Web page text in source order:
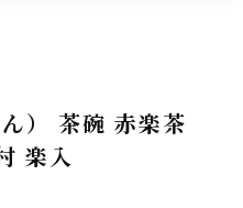
） 茶碗 赤楽茶
楽入